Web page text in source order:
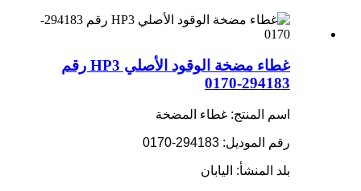
غطاء مضخة الوقود الأصلي HP3 رقم
294183-0170
اسم المنتج: غطاء المضخة
رقم الموديل: 294183-0170
بلد المنشأ: اليابان